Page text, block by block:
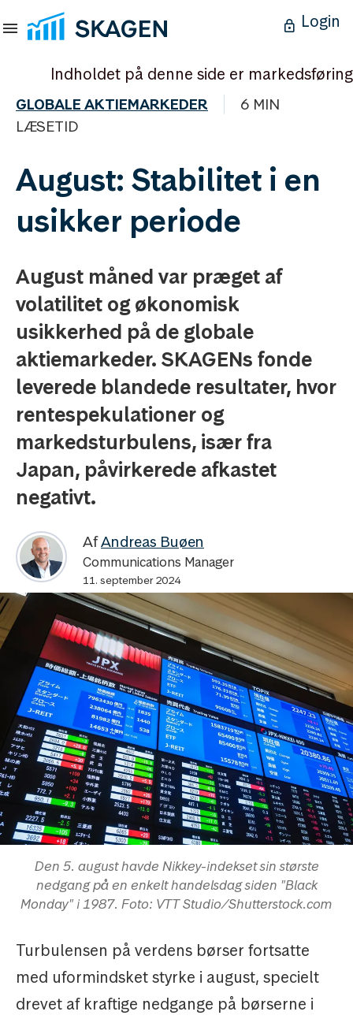
Login
Indholdet på denne side er markedsføring
GLOBALE AKTIEMARKEDER
6 MIN
LÆSETID
August: Stabilitet i en
usikker periode
August måned var præget af
volatilitet og økonomisk
usikkerhed på de globale
aktiemarkeder. SKAGENs fonde
leverede blandede resultater, hvor
rentespekulationer og
markedsturbulens, især fra
Japan, påvirkerede afkastet
negativt.
AfAndreas Buøen
Communications Manager
11. september 2024
Den 5. august havde Nikkey-indekset sin største
nedgang på en enkelt handelsdag siden "Black
Monday" i 1987. Foto: VTT Studio/Shutterstock.com
Turbulensen på verdens børser fortsatte
med uformindsket styrke i august, specielt
drevet af kraftige nedgange på børserne i